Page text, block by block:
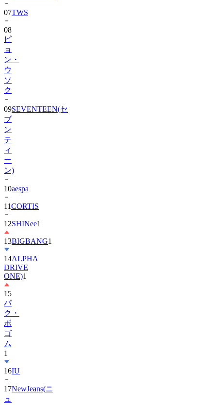
07TWS
08
ピ
ョ
ン・
ウ
ソ
ク
09SEVENTEEN(セ
ブ
ン
テ
ィ
ー
ン)
10aespa
11CORTIS
12SHINee1
13BIGBANG1
14ALPHA
DRIVE
ONE)1
15
パ
ク・
ボ
ゴ
ム
1
16IU
17NewJeans(ニ
ュ